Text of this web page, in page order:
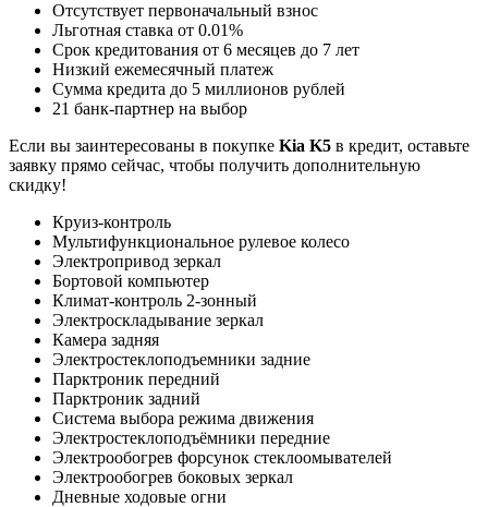
Отсутствует первоначальный взнос
Льготная ставка от 0.01%
Срок кредитования от 6 месяцев до 7 лет
Низкий ежемесячный платеж
Сумма кредита до 5 миллионов рублей
21 банк-партнер на выбор
Если вы заинтересованы в покупке Kia K5 в кредит, оставьте
заявку прямо сейчас, чтобы получить дополнительную
скидку!
Круиз-контроль
Мультифункциональное рулевое колесо
Электропривод зеркал
Бортовой компьютер
Климат-контроль 2-зонный
Электроскладывание зеркал
Камера задняя
Электростеклоподъемники задние
Парктроник передний
Парктроник задний
Система выбора режима движения
Электростеклоподъёмники передние
Электрообогрев форсунок стеклоомывателей
Электрообогрев боковых зеркал
Дневные ходовые огни